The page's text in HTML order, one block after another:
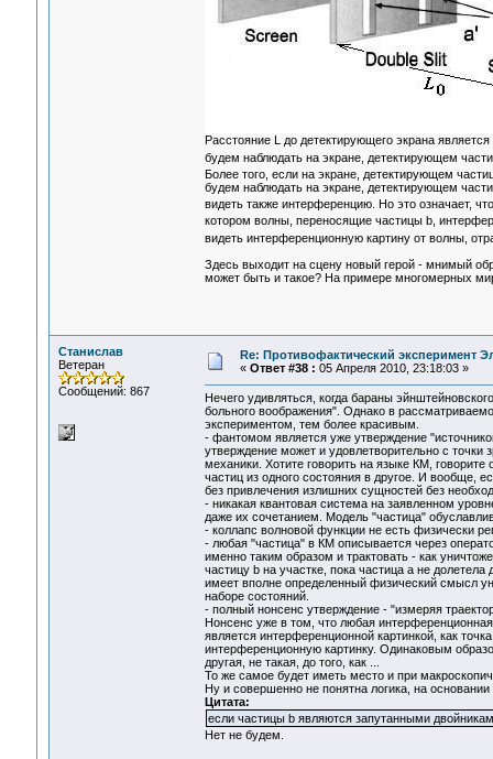
Расстояние L до детектирующего экрана
будем наблюдать на экране, детектирующем
Более того, если на экране, детектирующем
будем наблюдать на экране, детектирующем
видеть также интерференцию. Но это означает,
котором волны, переносящие частицы b,
видеть интерференционную картину от волны,
Здесь выходит на сцену новый герой - мнимый
может быть и такое? На примере многомерных
Станислав
Ветеран
Сообщений: 867
Re: Противофактический эксперимент
« Ответ #38 : 05 Апреля 2010, 23:18:03 »
Нечего удивляться, когда бараны
больного воображения". Однако в
экспериментом, тем более красивым.
- фантомом является уже утверждение
утверждение может и удовлетворительно с точки
механики. Хотите говорить на языке КМ,
частиц из одного состояния в другое. И вообще,
без привлечения излишних сущностей без
- никакая квантовая система на заявленном
даже их сочетанием. Модель "частица"
- коллапс волновой функции не есть физически
- любая "частица" в КМ описывается через
именно таким образом и трактовать - как
частицу b на участке, пока частица а не
имеет вполне определенный физический смысл
наборе состояний.
- полный нонсенс утверждение - "измеряя
Нонсенс уже в том, что любая
является интерференционной картинкой, как
интерференционную картинку. Одинаковым
другая, не такая, до того, как ...
То же самое будет иметь место и при
Ну и совершенно не понятна логика, на
Цитата:
если частицы b являются запутанными
Нет не будем.